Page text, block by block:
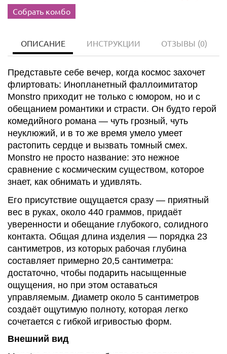
Собрать комбо
ОПИСАНИЕ ИНСТРУКЦИИ ОТЗЫВЫ (0)
Представьте себе вечер, когда космос захочет
флиртовать: Инопланетный фаллоимитатор
Monstro приходит не только с юмором, но и с
обещанием романтики и страсти. Он будто герой
комедийного романа — чуть грозный, чуть
неуклюжий, и в то же время умело умеет
растопить сердце и вызвать томный смех.
Monstro не просто название: это нежное
сравнение с космическим существом, которое
знает, как обнимать и удивлять.
Его присутствие ощущается сразу — приятный
вес в руках, около 440 граммов, придаёт
уверенности и обещание глубокого, солидного
контакта. Общая длина изделия — порядка 23
сантиметров, из которых рабочая глубина
составляет примерно 20,5 сантиметра:
достаточно, чтобы подарить насыщенные
ощущения, но при этом оставаться
управляемым. Диаметр около 5 сантиметров
создаёт ощутимую полноту, которая легко
сочетается с гибкой игривостью форм.
Внешний вид